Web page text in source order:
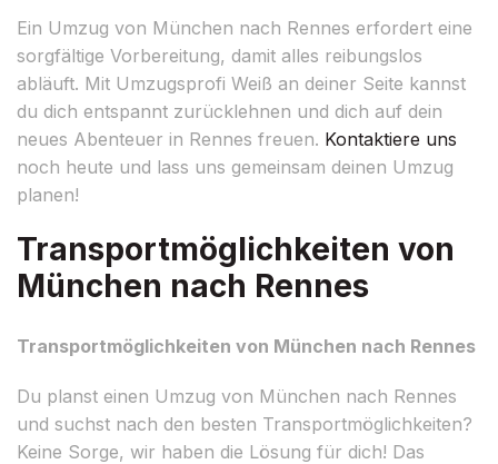
Ein Umzug von München nach Rennes erfordert eine
sorgfältige Vorbereitung, damit alles reibungslos
abläuft. Mit Umzugsprofi Weiß an deiner Seite kannst
du dich entspannt zurücklehnen und dich auf dein
neues Abenteuer in Rennes freuen. Kontaktiere uns
noch heute und lass uns gemeinsam deinen Umzug
planen!
Transportmöglichkeiten von
München nach Rennes
Transportmöglichkeiten von München nach Rennes
Du planst einen Umzug von München nach Rennes
und suchst nach den besten Transportmöglichkeiten?
Keine Sorge, wir haben die Lösung für dich! Das